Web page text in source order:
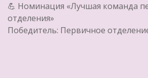
💪 Номинация «Лучшая команда
отделения»
Победитель: Первичное